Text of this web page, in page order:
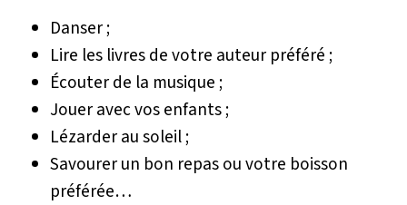
Danser ;
Lire les livres de votre auteur préféré ;
Écouter de la musique ;
Jouer avec vos enfants ;
Lézarder au soleil ;
Savourer un bon repas ou votre boisson
préférée…